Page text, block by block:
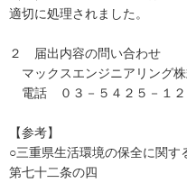
適切に処理されました。
２ 届出内容の問い合わせ
マックスエンジニアリング株
電話 ０３－５４２５－１２
【参考】
○三重県生活環境の保全に関す
第七十二条の四